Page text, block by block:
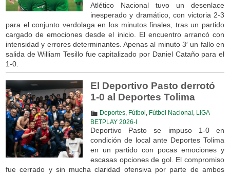
Atlético Nacional tuvo un desenlace
inesperado y dramático, con victoria 2-3
para el conjunto verdolaga en los minutos finales, tras un partido
cargado de emociones desde el inicio. El encuentro arrancó con
intensidad y errores determinantes. Apenas al minuto 3′ un fallo en
salida de William Tesillo fue capitalizado por Daniel Cataño para el
1-0.
El Deportivo Pasto derrotó
1-0 al Deportes Tolima
Deportes, Fútbol Fútbol Nacional
LIGA
BETPLAY 2026-I
Deportivo Pasto se impuso 1-0 en
condición de local ante Deportes Tolima
en un partido con pocas emociones y
escasas opciones de gol. El compromiso
fue cerrado y sin mucha claridad ofensiva por parte de ambos